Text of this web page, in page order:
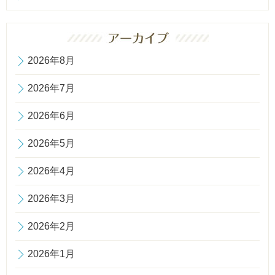
2026年8月
2026年7月
2026年6月
2026年5月
2026年4月
2026年3月
2026年2月
2026年1月